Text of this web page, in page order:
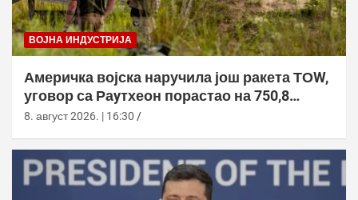
ВОЈНА ИНДУСТРИЈА
Америчка војска наручила још ракета ТОW,
уговор са Раyтхеон порастао на 750,8
милиона долара
8. август 2026. | 16:30